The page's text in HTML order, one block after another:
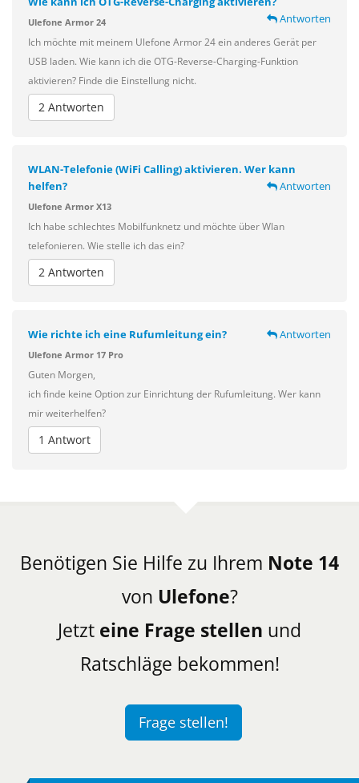
Antworten
Ulefone Armor 24
Ich möchte mit meinem Ulefone Armor 24 ein anderes Gerät per
USB laden. Wie kann ich die OTG-Reverse-Charging-Funktion
aktivieren? Finde die Einstellung nicht.
2 Antworten
WLAN-Telefonie (WiFi Calling) aktivieren. Wer kann
helfen?
Antworten
Ulefone Armor X13
Ich habe schlechtes Mobilfunknetz und möchte über Wlan
telefonieren. Wie stelle ich das ein?
2 Antworten
Wie richte ich eine Rufumleitung ein? Antworten
Ulefone Armor 17 Pro
Guten Morgen,
ich finde keine Option zur Einrichtung der Rufumleitung. Wer kann
mir weiterhelfen?
1 Antwort
Benötigen Sie Hilfe zu Ihrem Note 14
von Ulefone?
Jetzt eine Frage stellen und
Ratschläge bekommen!
Frage stellen!